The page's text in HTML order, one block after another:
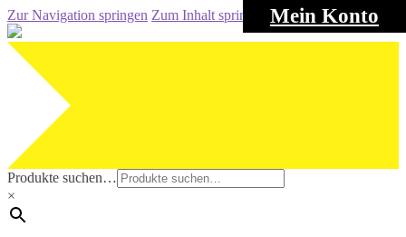
Mein Konto
Zur Navigation springen Zum Inhalt springen
Produkte suchen…
×